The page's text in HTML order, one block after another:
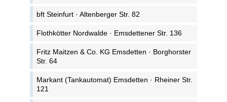
bft Steinfurt · Altenberger Str. 82
Flothkötter Nordwalde · Emsdettener Str. 136
Fritz Maitzen & Co. KG Emsdetten · Borghorster
Str. 64
Markant (Tankautomat) Emsdetten · Rheiner Str.
121